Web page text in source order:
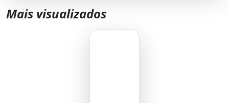
Mais visualizados